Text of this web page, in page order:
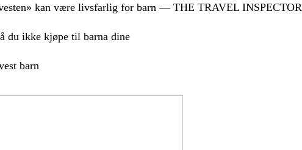
kan være livsfarlig for barn — THE TRAVEL INSPECTOR
du ikke kjøpe til barna dine
barn